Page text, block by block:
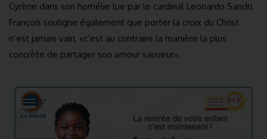
Cyrène dans son homélie lue par le cardinal Leonardo Sandri,
François souligne également que porter la croix du Christ
n’est jamais vain, «c’est au contraire la manière la plus
concrète de partager son amour sauveur».